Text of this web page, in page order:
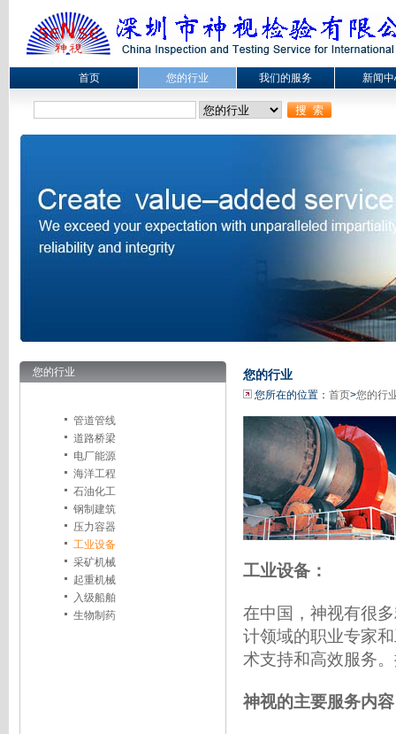
首页 您的行业 我们的服务 新闻
您的行业
管道管线
道路桥梁
电厂能源
海洋工程
石油化工
钢制建筑
压力容器
工业设备
采矿机械
起重机械
入级船舶
生物制药
您的行业
您所在的位置： 首页>您的行
工业设备：
在中国，神视有很
计领域的职业专家
术支持和高效服务
神视的主要服务内